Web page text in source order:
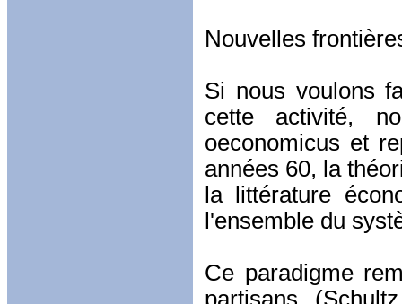
Nouvelles
Si nous voulons
cette activité,
oeconomicus et
années 60, la
la littérature
l'ensemble du
Ce paradigme
partisans